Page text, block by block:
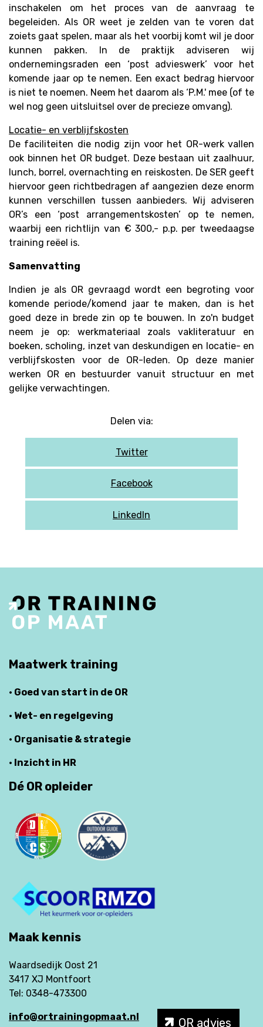
inschakelen om het proces van de aanvraag te
begeleiden. Als OR weet je zelden van te voren dat
zoiets gaat spelen, maar als het voorbij komt wil je door
kunnen pakken. In de praktijk adviseren wij
ondernemingsraden een ‘post advieswerk’ voor het
komende jaar op te nemen. Een exact bedrag hiervoor
is niet te noemen. Neem het daarom als ‘P.M.' mee (of te
wel nog geen uitsluitsel over de precieze omvang).
Locatie- en verblijfskosten
De faciliteiten die nodig zijn voor het OR-werk vallen
ook binnen het OR budget. Deze bestaan uit zaalhuur,
lunch, borrel, overnachting en reiskosten. De SER geeft
hiervoor geen richtbedragen af aangezien deze enorm
kunnen verschillen tussen aanbieders. Wij adviseren
OR’s een ‘post arrangementskosten’ op te nemen,
waarbij een richtlijn van € 300,- p.p. per tweedaagse
training reëel is.
Samenvatting
Indien je als OR gevraagd wordt een begroting voor
komende periode/komend jaar te maken, dan is het
goed deze in brede zin op te bouwen. In zo'n budget
neem je op: werkmateriaal zoals vakliteratuur en
boeken, scholing, inzet van deskundigen en locatie- en
verblijfskosten voor de OR-leden. Op deze manier
werken OR en bestuurder vanuit structuur en met
gelijke verwachtingen.
Delen via:
Twitter
Facebook
LinkedIn
Maatwerk training
· Goed van start in de OR
· Wet- en regelgeving
· Organisatie & strategie
· Inzicht in HR
Dé OR opleider
Maak kennis
Waardsedijk Oost 21
3417 XJ Montfoort
Tel: 0348-473300
info@ortrainingopmaat.nl OR advies